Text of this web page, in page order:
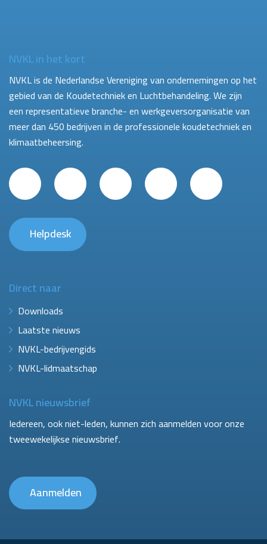
NVKL in het kort
NVKL is de Nederlandse Vereniging van ondernemingen op het
gebied van de Koudetechniek en Luchtbehandeling. We zijn
een representatieve branche- en werkgeversorganisatie van
meer dan 450 bedrijven in de professionele koudetechniek en
klimaatbeheersing.
Helpdesk
Direct naar
Downloads
Laatste nieuws
NVKL-bedrijvengids
NVKL-lidmaatschap
NVKL nieuwsbrief
Iedereen, ook niet-leden, kunnen zich aanmelden voor onze
tweewekelijkse nieuwsbrief.
Aanmelden